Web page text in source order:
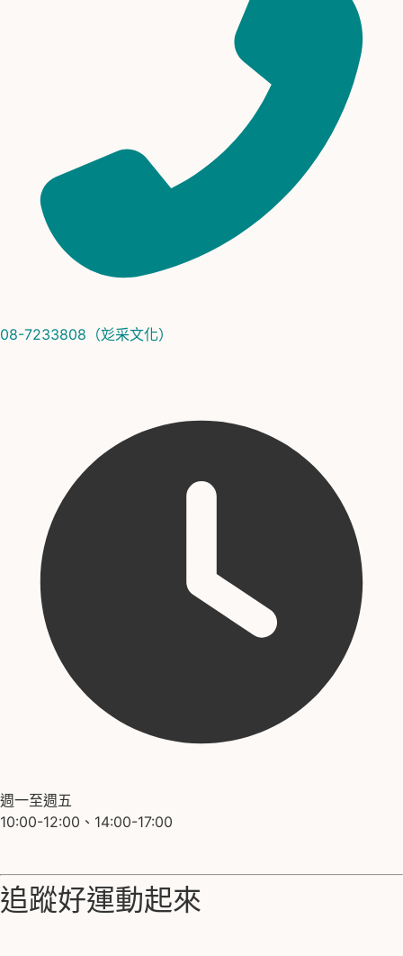
08-7233808（彣采文化）
週一至週五
10:00-12:00、14:00-17:00
追蹤好運動起來